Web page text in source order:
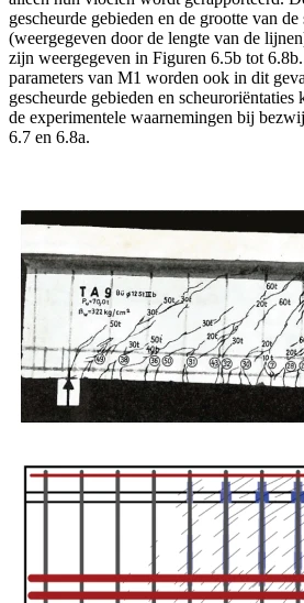
gescheurde gebieden en de grootte van de
(weergegeven door de lengte van de
zijn weergegeven in Figuren 6.5b tot
parameters van M1 worden ook in dit
gescheurde gebieden en scheuroriëntaties
de experimentele waarnemingen bij
6.7 en 6.8a.